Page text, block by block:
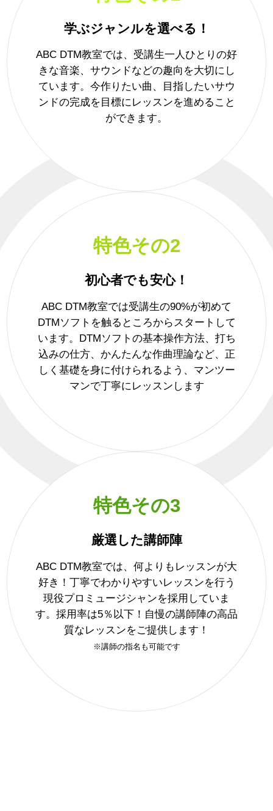
学ぶジャンルを選べる！
ABC DTM教室では、受講生一人ひとりの好
きな音楽、サウンドなどの趣向を大切にし
ています。今作りたい曲、目指したいサウ
ンドの完成を目標にレッスンを進めること
ができます。
特色その2
初心者でも安心！
ABC DTM教室では受講生の90%が初めて
DTMソフトを触るところからスタートして
います。DTMソフトの基本操作方法、打ち
込みの仕方、かんたんな作曲理論など、正
しく基礎を身に付けられるよう、マンツー
マンで丁寧にレッスンします
特色その3
厳選した講師陣
ABC DTM教室では、何よりもレッスンが大
好き！丁寧でわかりやすいレッスンを行う
現役プロミュージシャンを採用していま
す。採用率は5％以下！自慢の講師陣の高品
質なレッスンをご提供します！
※講師の指名も可能です